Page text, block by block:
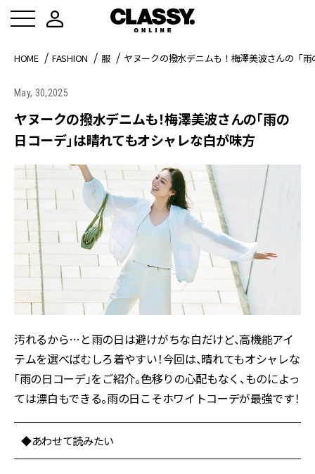
HOME FASHION 服 ヤヌークの撥水デニムも！梅澤美波さんの「
May, 30,2025
ヤヌークの撥水デニムも！梅澤美波さんの「雨の
日コーデ」は晴れてもオシャレな白が味方
汚れるから…と雨の日は避けがちな白だけど、高機能アイ
テムを選べばむしろ着やすい！今回は、晴れてもオシャレな
「雨の日コーデ」をご紹介。色移りの心配もなく、ものによっ
ては漂白もできる。雨の日こそホワイトコーデが最強です！
◆あわせて読みたい